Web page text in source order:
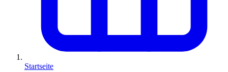
Startseite